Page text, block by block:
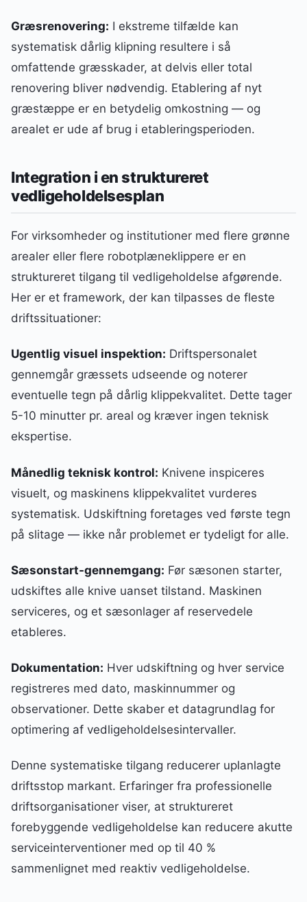
Græsrenovering: I ekstreme tilfælde kan
systematisk dårlig klipning resultere i så
omfattende græsskader, at delvis eller total
renovering bliver nødvendig. Etablering af nyt
græstæppe er en betydelig omkostning — og
arealet er ude af brug i etableringsperioden.
Integration i en struktureret
vedligeholdelsesplan
For virksomheder og institutioner med flere grønne
arealer eller flere robotplæneklippere er en
struktureret tilgang til vedligeholdelse afgørende.
Her er et framework, der kan tilpasses de fleste
driftssituationer:
Ugentlig visuel inspektion: Driftspersonalet
gennemgår græssets udseende og noterer
eventuelle tegn på dårlig klippekvalitet. Dette tager
5-10 minutter pr. areal og kræver ingen teknisk
ekspertise.
Månedlig teknisk kontrol: Knivene inspiceres
visuelt, og maskinens klippekvalitet vurderes
systematisk. Udskiftning foretages ved første tegn
på slitage — ikke når problemet er tydeligt for alle.
Sæsonstart-gennemgang: Før sæsonen starter,
udskiftes alle knive uanset tilstand. Maskinen
serviceres, og et sæsonlager af reservedele
etableres.
Dokumentation: Hver udskiftning og hver service
registreres med dato, maskinnummer og
observationer. Dette skaber et datagrundlag for
optimering af vedligeholdelsesintervaller.
Denne systematiske tilgang reducerer uplanlagte
driftsstop markant. Erfaringer fra professionelle
driftsorganisationer viser, at struktureret
forebyggende vedligeholdelse kan reducere akutte
serviceinterventioner med op til 40 %
sammenlignet med reaktiv vedligeholdelse.